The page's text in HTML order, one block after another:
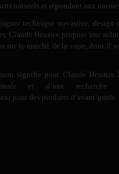
naturels et répondant aux
technique novatrice, design
Claude Henaux propose une
sur le marché de la vape, dont il
signifie pour Claude Henaux
et d’une recherche
pour des produits d’avant-garde.